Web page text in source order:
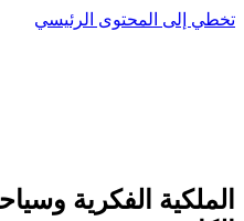
تخطي إلى المحتوى الرئيسي
الملكية الفكرية